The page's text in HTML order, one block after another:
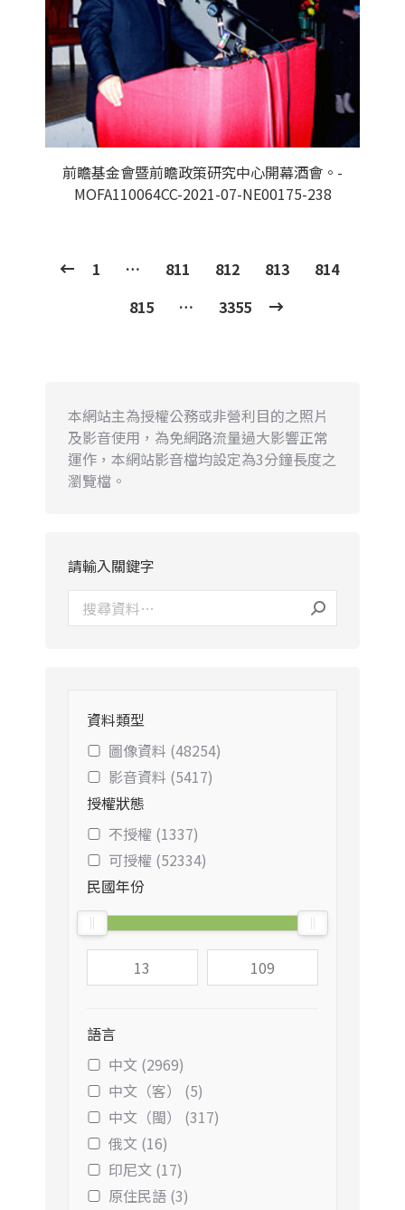
前瞻基金會暨前瞻政策研究中心開幕酒會。-
MOFA110064CC-2021-07-NE00175-238
1 … 811 812 813
814
815
… 3355
本網站主為授權公務或非營利目的之照片
及影音使用，為免網路流量過大影響正常
運作，本網站影音檔均設定為3分鐘長度之
瀏覽檔。
請輸入關鍵字
資料類型
圖像資料 (48254)
影音資料 (5417)
授權狀態
不授權 (1337)
可授權 (52334)
民國年份
語言
中文 (2969)
中文（客） (5)
中文（閩） (317)
俄文 (16)
印尼文 (17)
原住民語 (3)